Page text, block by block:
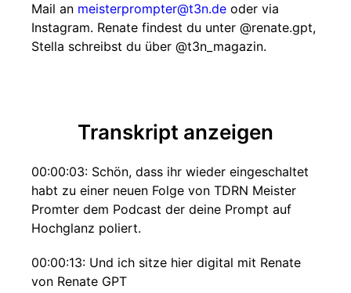
Mail an meisterprompter@t3n.de oder via
Instagram. Renate findest du unter @renate.gpt,
Stella schreibst du über @t3n_magazin.
Transkript anzeigen
00:00:03: Schön, dass ihr wieder eingeschaltet
habt zu einer neuen Folge von TDRN Meister
Promter dem Podcast der deine Prompt auf
Hochglanz poliert.
00:00:13: Und ich sitze hier digital mit Renate
von Renate GPT